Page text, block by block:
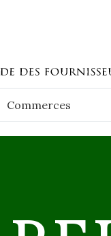
Commerces